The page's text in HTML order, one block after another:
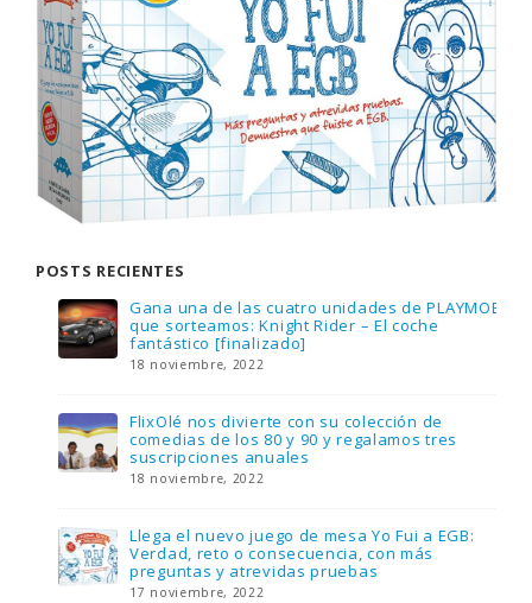
POSTS RECIENTES
Gana una de las cuatro unidades de PLAYMOBIL
que sorteamos: Knight Rider – El coche
fantástico [finalizado]
18 noviembre, 2022
FlixOlé nos divierte con su colección de
comedias de los 80 y 90 y regalamos tres
suscripciones anuales
18 noviembre, 2022
Llega el nuevo juego de mesa Yo Fui a EGB:
Verdad, reto o consecuencia, con más
preguntas y atrevidas pruebas
17 noviembre, 2022